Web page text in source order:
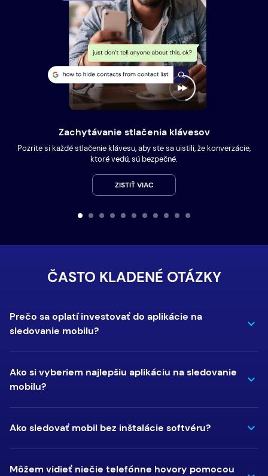
Zachytávanie stlačenia klávesov
Pozrite si každé stlačenie klávesu, aby ste sa uistili, že konverzácie,
ktoré vedú, sú bezpečné.
ZISTIŤ VIAC
ČASTO KLADENÉ OTÁZKY
Prečo sa oplatí investovať do aplikácie na
sledovanie mobilu?
Ako si vyberiem najlepšiu aplikáciu na sledovanie
mobilu?
Ako sledovať mobil bez inštalácie softvéru?
Môžem vidieť niečie telefónne hovory pomocou